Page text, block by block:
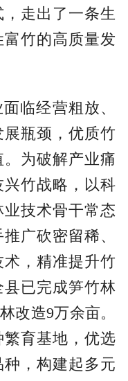
走出了一条生
竹的高质量发
临经营粗放、
瓶颈，优质竹
为破解产业痛
竹战略，以科
技术骨干常态
广砍密留稀、
，精准提升竹
已完成笋竹林
改造9万余亩。
繁育基地，优选
，构建起多元